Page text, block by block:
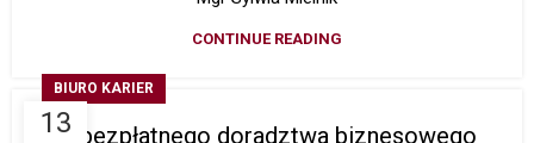
CONTINUE READING
13
BIURO KARIER
– bezpłatnego doradztwa biznesowego